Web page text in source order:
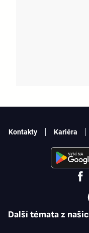
Další témata z
Kontakty Kariéra